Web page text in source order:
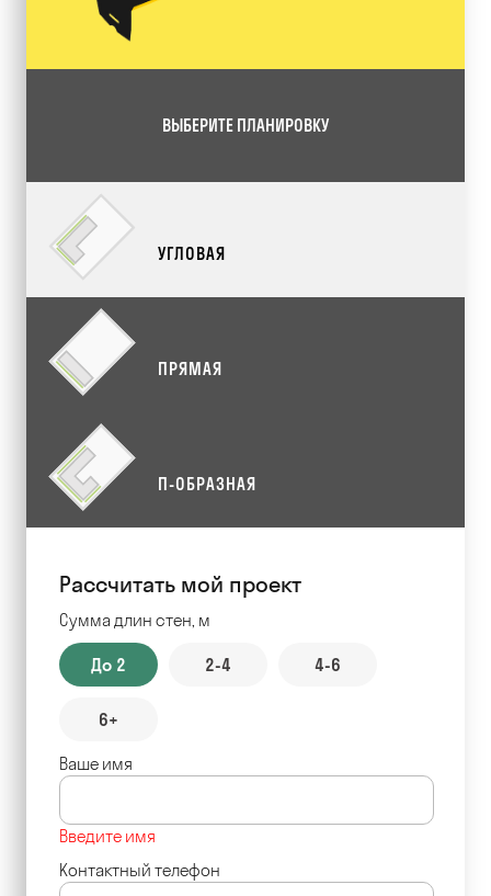
ВЫБЕРИТЕ ПЛАНИРОВКУ
УГЛОВАЯ
ПРЯМАЯ
П-ОБРАЗНАЯ
Рассчитать мой проект
Сумма длин стен, м
До 2 2-4 4-6
6+
Ваше имя
Введите имя
Контактный телефон